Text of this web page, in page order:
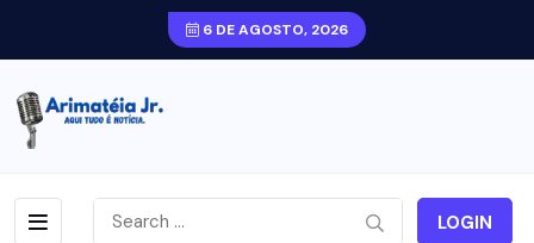
6 DE AGOSTO, 2026
LOGIN